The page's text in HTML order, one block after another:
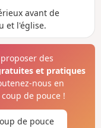
avant de
et l'église.
des
et pratiques
nous en
de pouce !
de pouce